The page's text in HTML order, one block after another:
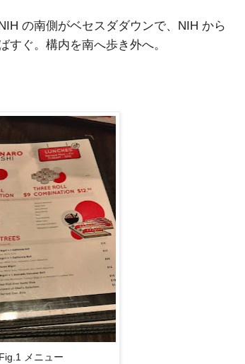
の南側がベセスダダウンで、NIH から
すぐ。構内を南へ歩き外へ。
Fig.1 メニュー